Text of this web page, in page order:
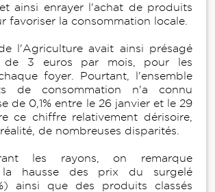
ainsi enrayer l'achat de produits
favoriser la consommation locale.
l'Agriculture avait ainsi présagé
de 3 euros par mois, pour les
foyer. Pourtant, l'ensemble
de consommation n'a connu
de 0,1% entre le 26 janvier et le 29
ce chiffre relativement dérisoire,
de nombreuses disparités.
les rayons, on remarque
la hausse des prix du surgelé
ainsi que des produits classés